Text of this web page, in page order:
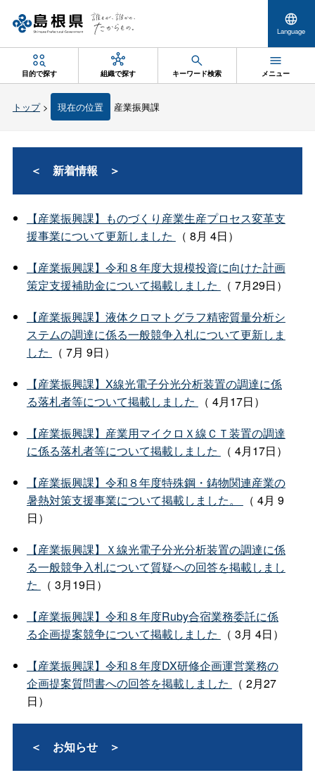
Language
目的で探す 組織で探す キーワード検索 メニュー
トップ> 現在の位置 産業振興課
＜ 新着情報 ＞
【産業振興課】ものづくり産業生産プロセス変革支
援事業について更新しました
（ 8月 4日）
【産業振興課】令和８年度大規模投資に向けた計画
策定支援補助金について掲載しました
（ 7月29日）
【産業振興課】液体クロマトグラフ精密質量分析シ
ステムの調達に係る一般競争入札について更新しま
した
（ 7月 9日）
【産業振興課】X線光電子分光分析装置の調達に係
る落札者等について掲載しました
（ 4月17日）
【産業振興課】産業用マイクロＸ線ＣＴ装置の調達
に係る落札者等について掲載しました
（ 4月17日）
【産業振興課】令和８年度特殊鋼・鋳物関連産業の
暑熱対策支援事業について掲載しました。
（ 4月 9
日）
【産業振興課】Ｘ線光電子分光分析装置の調達に係
る一般競争入札について質疑への回答を掲載しまし
た
（ 3月19日）
【産業振興課】令和８年度Ruby合宿業務委託に係
る企画提案競争について掲載しました
（ 3月 4日）
【産業振興課】令和８年度DX研修企画運営業務の
企画提案質問書への回答を掲載しました
（ 2月27
日）
＜ お知らせ ＞